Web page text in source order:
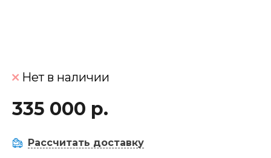
Нет в наличии
335 000 р.
Рассчитать доставку